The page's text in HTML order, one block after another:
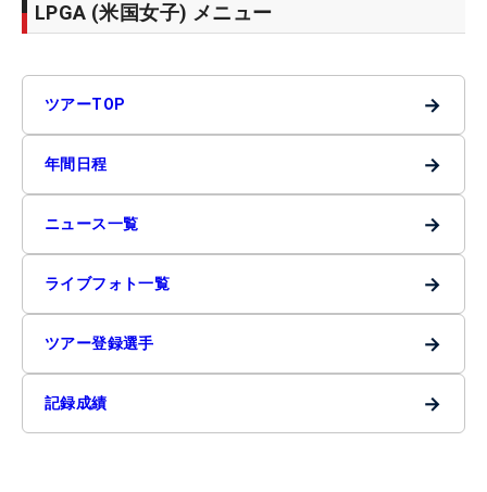
LPGA (米国女子) メニュー
ツアーTOP →
年間日程 →
ニュース一覧 →
ライブフォト一覧 →
ツアー登録選手 →
記録成績 →